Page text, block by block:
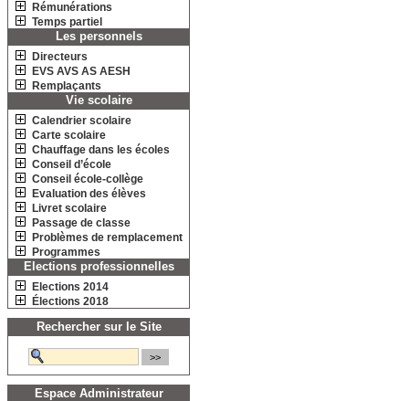
Rémunérations
Temps partiel
Les personnels
Directeurs
EVS AVS AS AESH
Remplaçants
Vie scolaire
Calendrier scolaire
Carte scolaire
Chauffage dans les écoles
Conseil d’école
Conseil école-collège
Evaluation des élèves
Livret scolaire
Passage de classe
Problèmes de remplacement
Programmes
Elections professionnelles
Elections 2014
Élections 2018
Rechercher sur le Site
Espace Administrateur